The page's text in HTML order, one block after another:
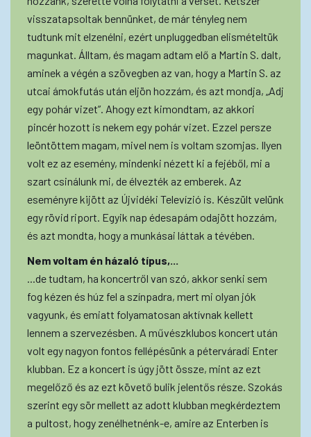
visszatapsoltak bennünket, de már tényleg nem
tudtunk mit elzenélni, ezért unpluggedban elismételtük
magunkat. Álltam, és magam adtam elő a Martin S. dalt,
aminek a végén a szövegben az van, hogy a Martin S. az
utcai ámokfutás után eljön hozzám, és azt mondja, „Adj
egy pohár vizet”. Ahogy ezt kimondtam, az akkori
pincér hozott is nekem egy pohár vizet. Ezzel persze
leöntöttem magam, mivel nem is voltam szomjas. Ilyen
volt ez az esemény, mindenki nézett ki a fejéből, mi a
szart csinálunk mi, de élvezték az emberek. Az
eseményre kijött az Újvidéki Televízió is. Készült velünk
egy rövid riport. Egyik nap édesapám odajött hozzám,
és azt mondta, hogy a munkásai láttak a tévében.
Nem voltam én házaló típus,...
...de tudtam, ha koncertről van szó, akkor senki sem
fog kézen és húz fel a színpadra, mert mi olyan jók
vagyunk, és emiatt folyamatosan aktívnak kellett
lennem a szervezésben. A művészklubos koncert után
volt egy nagyon fontos fellépésünk a péterváradi Enter
klubban. Ez a koncert is úgy jött össze, mint az ezt
megelőző és az ezt követő bulik jelentős része. Szokás
szerint egy sör mellett az adott klubban megkérdeztem
a pultost, hogy zenélhetnénk-e, amire az Enterben is